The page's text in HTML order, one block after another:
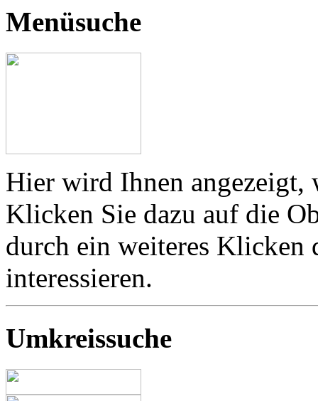
Menüsuche
Hier wird Ihnen angezeigt,
Klicken Sie dazu auf die
durch ein weiteres Klicken
interessieren.
Umkreissuche